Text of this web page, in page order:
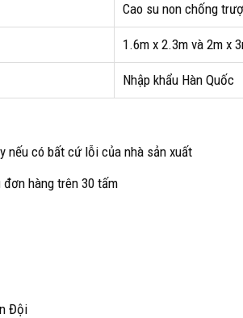
Cao su non chống
1.6m x 2.3m và 2m x
Nhập khẩu Hàn Quốc
nếu có bất cứ lỗi của nhà sản xuất
hàng trên 30 tấm
Đội